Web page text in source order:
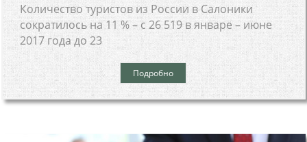
Количество туристов из России в Салоники
сократилось на 11 % – с 26 519 в январе – июне
2017 года до 23
Подробно